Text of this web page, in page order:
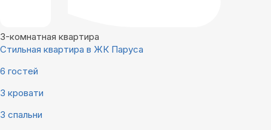
3-комнатная квартира
Стильная квартира в ЖК Паруса
6 гостей
3 кровати
3 спальни